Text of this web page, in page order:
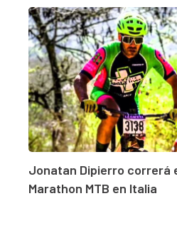
Jonatan Dipierro correrá
Marathon MTB en Italia